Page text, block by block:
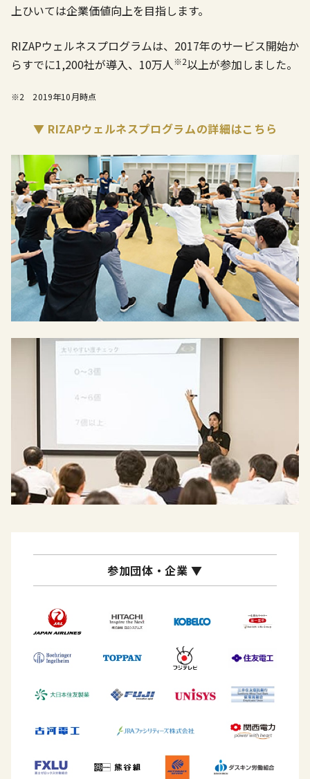
上ひいては企業価値向上を目指します。
RIZAPウェルネスプログラムは、2017年のサービス開始か
らすでに1,200社が導入、10万人※2以上が参加しました。
※2 2019年10月時点
▼ RIZAPウェルネスプログラムの詳細はこちら
参加団体・企業 ▼